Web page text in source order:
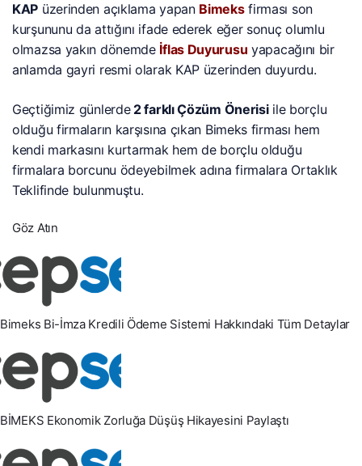
KAP üzerinden açıklama yapan Bimeksfirması son
kurşununu da attığını ifade ederek eğer sonuç olumlu
olmazsa yakın dönemde İflas Duyurusu yapacağını bir
anlamda gayri resmi olarak KAP üzerinden duyurdu.
Geçtiğimiz günlerde2 farklı Çözüm Önerisiile borçlu
olduğu firmaların karşısına çıkan Bimeks firması hem
kendi markasını kurtarmak hem de borçlu olduğu
firmalara borcunu ödeyebilmek adına firmalara Ortaklık
Teklifinde bulunmuştu.
Göz Atın
Bimeks Bi-İmza Kredili Ödeme Sistemi Hakkındaki Tüm Detaylar
BİMEKS Ekonomik Zorluğa Düşüş Hikayesini Paylaştı